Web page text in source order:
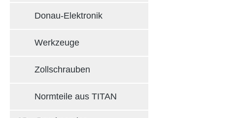
Donau-Elektronik
Werkzeuge
Zollschrauben
Normteile aus TITAN